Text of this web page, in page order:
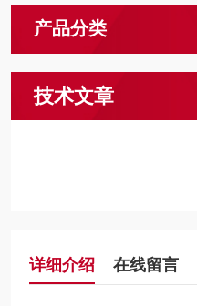
产品分类
技术文章
详细介绍 在线留言